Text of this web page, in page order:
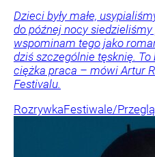
Dzieci były małe,
do późnej nocy
wspominam tego jako
dziś szczególnie tęsknię. To
ciężka praca – mówi Artur
Festivalu.
RozrywkaFestiwale/